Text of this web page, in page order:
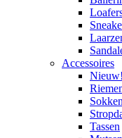
Accessoires
Nieuw!
Sokken
Tassen